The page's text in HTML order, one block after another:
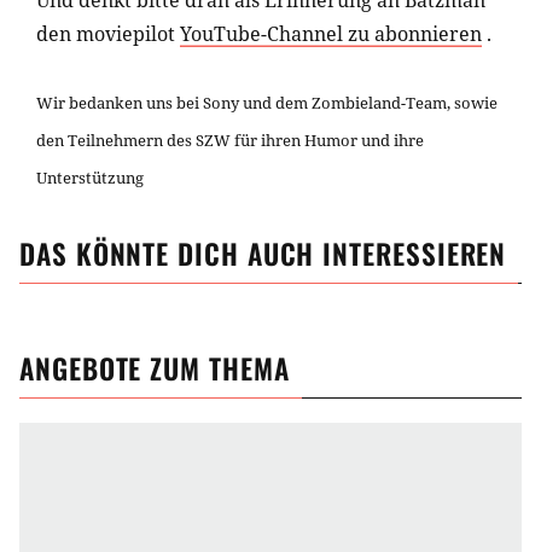
den moviepilotYouTube-Channel zu abonnieren .
Wir bedanken uns bei Sony und dem Zombieland-Team, sowie
den Teilnehmern des SZW für ihren Humor und ihre
Unterstützung
DAS KÖNNTE DICH AUCH INTERESSIEREN
ANGEBOTE ZUM THEMA